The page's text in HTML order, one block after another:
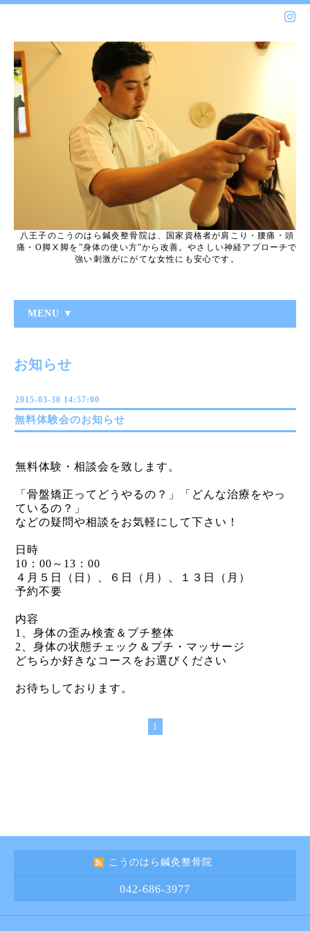
八王子のこうのはら鍼灸整骨院は、国家資格者が肩こり・腰痛・頭
痛・O脚Ⅹ脚を”身体の使い方”から改善。やさしい神経アプローチで
強い刺激がにがてな女性にも安心です。
MENU ▼
お知らせ
2015-03-30 14:57:00
無料体験会のお知らせ
無料体験・相談会を致します。
「骨盤矯正ってどうやるの？」「どんな治療をやっ
ているの？」
などの疑問や相談をお気軽にして下さい！
日時
10：00～13：00
４月５日（日）、６日（月）、１３日（月）
予約不要
内容
1、身体の歪み検査＆プチ整体
2、身体の状態チェック＆プチ・マッサージ
どちらか好きなコースをお選びください
お待ちしております。
1
こうのはら鍼灸整骨院
042-686-3977